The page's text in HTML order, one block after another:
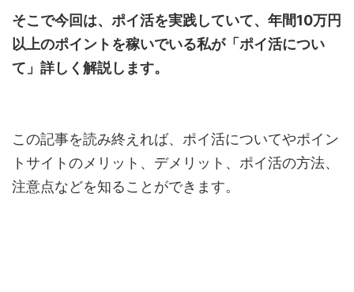
そこで今回は、ポイ活を実践していて、年間10万円
以上のポイントを稼いでいる私が「ポイ活につい
て」詳しく解説します。
この記事を読み終えれば、ポイ活についてやポイン
トサイトのメリット、デメリット、ポイ活の方法、
注意点などを知ることができます。